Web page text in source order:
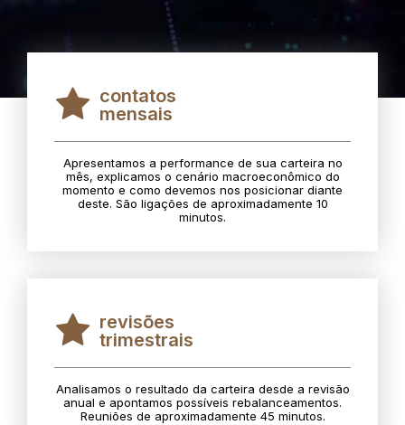
contatos
mensais
Apresentamos a performance de sua carteira no
mês, explicamos o cenário macroeconômico do
momento e como devemos nos posicionar diante
deste. São ligações de aproximadamente 10
minutos.
revisões
trimestrais
Analisamos o resultado da carteira desde a revisão
anual e apontamos possíveis rebalanceamentos.
Reuniões de aproximadamente 45 minutos.